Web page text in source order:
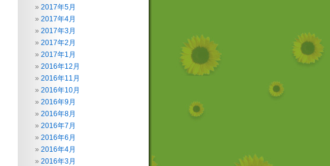
2017年5月
2017年4月
2017年3月
2017年2月
2017年1月
2016年12月
2016年11月
2016年10月
2016年9月
2016年8月
2016年7月
2016年6月
2016年4月
2016年3月